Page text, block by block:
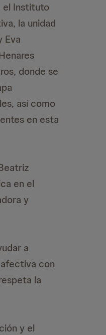
el Instituto
la unidad
Eva
donde se
así como
en esta
en el
y
a
con
la
y el